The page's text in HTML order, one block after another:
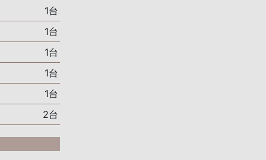
1台
1台
1台
1台
1台
2台